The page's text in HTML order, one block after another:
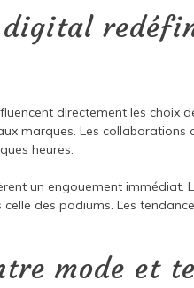
digital
directement les choix
marques. Les
heures.
un engouement immédiat.
des podiums. Les
mode et